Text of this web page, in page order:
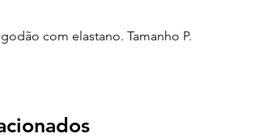
com elastano. Tamanho P.